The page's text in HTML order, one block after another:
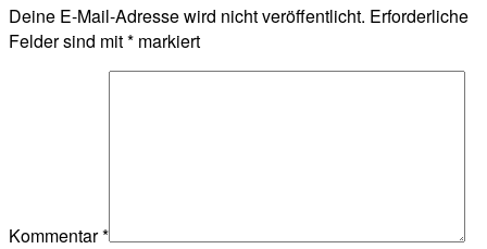
Deine E-Mail-Adresse wird nicht veröffentlicht. Erforderliche
Felder sind mit* markiert
Kommentar*